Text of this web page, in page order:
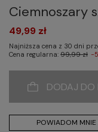
Ciemnoszary
49,99 zł
Najniższa cena z 30 dni
Cena regularna: 99,99 zł -
DODAJ DO
POWIADOM